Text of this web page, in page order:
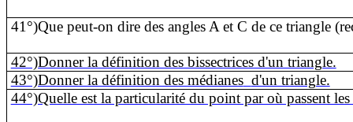
41°)Que peut-on dire des angles A et C de ce triangle
42°)Donner la définition des bissectrices d'un triangle.
43°)Donner la définition des médianes d'un triangle.
44°)Quelle est la particularité du point par où passent